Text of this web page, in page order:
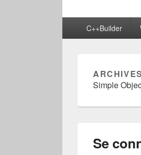
principalC++Builder
Simple
Se